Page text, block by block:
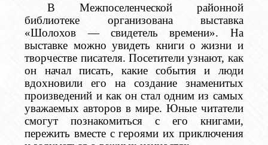
В Межпоселенческой районной
библиотеке организована выставка
«Шолохов — свидетель времени». На
выставке можно увидеть книги о жизни и
творчестве писателя. Посетители узнают, как
он начал писать, какие события и люди
вдохновили его на создание знаменитых
произведений и как он стал одним из самых
уважаемых авторов в мире. Юные читатели
смогут познакомиться с его книгами,
пережить вместе с героями их приключения